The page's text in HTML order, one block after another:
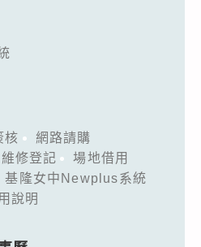
核
網路請購
維修登記
場地借用
基隆女中Newplus系統
說明